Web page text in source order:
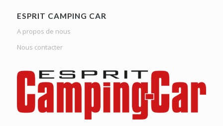
ESPRIT CAMPING CAR
A propos de nous
Nous contacter